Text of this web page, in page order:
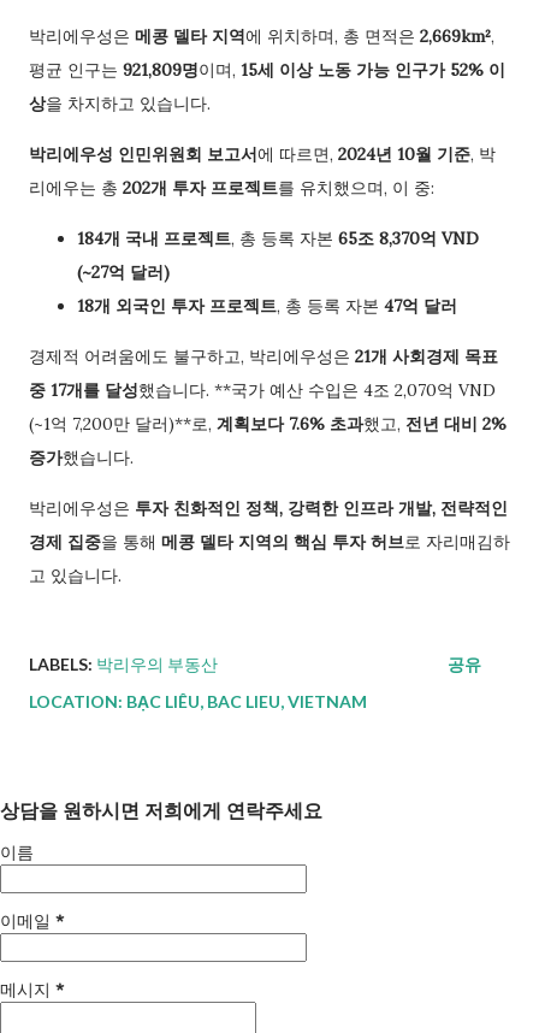
박리에우성은 메콩 델타 지역에 위치하며, 총 면적은 2,669km²,
평균 인구는 921,809명이며, 15세 이상 노동 가능 인구가 52% 이
상을 차지하고 있습니다.
박리에우성 인민위원회 보고서에 따르면, 2024년 10월 기준, 박
리에우는 총 202개 투자 프로젝트를 유치했으며, 이 중:
184개 국내 프로젝트, 총 등록 자본 65조 8,370억 VND
(~27억 달러)
18개 외국인 투자 프로젝트, 총 등록 자본 47억 달러
경제적 어려움에도 불구하고, 박리에우성은 21개 사회경제 목표
중 17개를 달성했습니다. **국가 예산 수입은 4조 2,070억 VND
(~1억 7,200만 달러)**로, 계획보다 7.6% 초과했고, 전년 대비 2%
증가했습니다.
박리에우성은 투자 친화적인 정책, 강력한 인프라 개발, 전략적인
경제 집중을 통해 메콩 델타 지역의 핵심 투자 허브로 자리매김하
고 있습니다.
LABELS: 박리우의 부동산
LOCATION: BẠC LIÊU, BAC LIEU, VIETNAM
공유
상담을 원하시면 저희에게 연락주세요
이름
이메일 *
메시지 *